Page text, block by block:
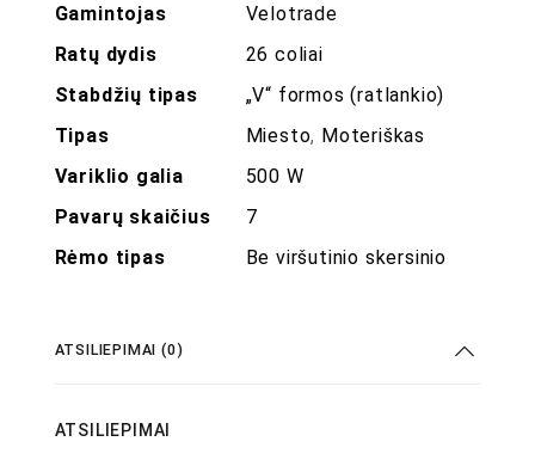
Gamintojas
Velotrade
Ratų dydis
26 coliai
Stabdžių tipas
„V“ formos (ratlankio)
Tipas
Miesto, Moteriškas
Variklio galia
500 W
Pavarų skaičius
7
Rėmo tipas
Be viršutinio skersinio
ATSILIEPIMAI (0)
ATSILIEPIMAI